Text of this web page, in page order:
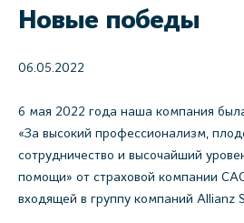
Новые победы
06.05.2022
6 мая 2022 года наша компания
«За высокий профессионализм,
сотрудничество и высочайший
помощи» от страховой компании
входящей в группу компаний Allianz